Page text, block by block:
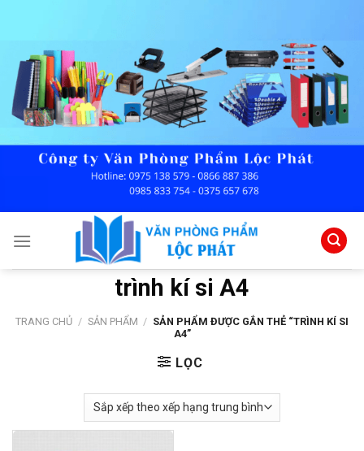
content
trình kí si A4
TRANG CHỦ / SẢN PHẨM / SẢN PHẨM ĐƯỢC GẮN THẺ “TRÌNH KÍ SI
A4”
LỌC